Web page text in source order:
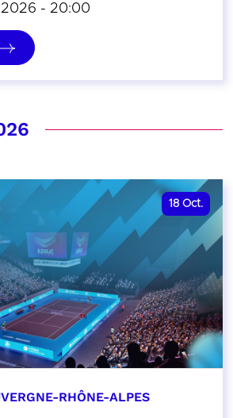
- 20:00
18 Oct.
RHÔNE-ALPES